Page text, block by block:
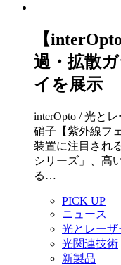
【
過・拡散
イを展示
interOpto / 光と
硝子【紫外線フ
装置に注目され
シリーズ」、高
る…
PICK UP
ニュース
光とレー
光関連技術
新製品